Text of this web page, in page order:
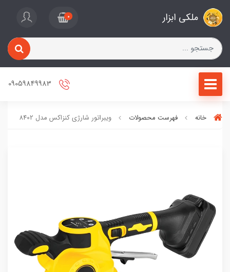
ملکی ابزار 0
خانه فهرست محصولات ویبراتور شارژی کنزاکس مدل 8402